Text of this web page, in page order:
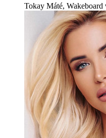
Tokay Máté,